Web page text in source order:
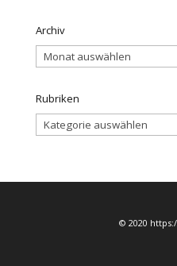
Archiv
Archiv
Rubriken
Rubriken
© 2020